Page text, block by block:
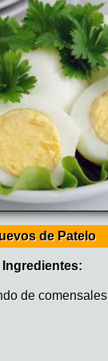
de Patelo
Ingredientes:
de comensales